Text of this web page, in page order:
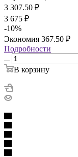
3 307.50 ₽
3 675 ₽
-10%
Экономия 367.50 ₽
Подробности
В корзину